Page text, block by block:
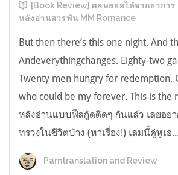
[Book Review] ผลพลอยได้จากอากา
หลังอ่านสารพัน MM Romance
But then there’s this one night. And
Andeverythingchanges. Eighty-two
Twenty men hungry for redemption.
who could be my forever. This is the
หลังอ่านแบบฟีลกู้ดติดๆ กันแล้ว เลยอย
ทรวงในชีวิตบ้าง (หาเรื่อง!) เล่มนี้คู่หูเอ...
Parntranslation and Review